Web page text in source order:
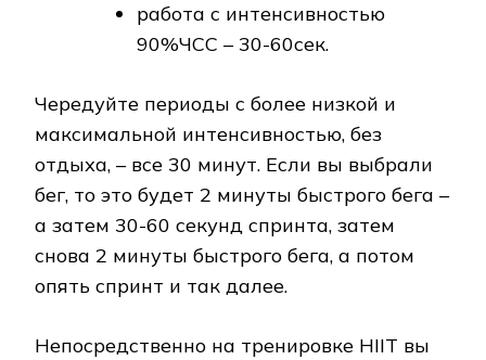
работа с интенсивностью
90%ЧСС – 30-60сек.
Чередуйте периоды с более низкой и
максимальной интенсивностью, без
отдыха, – все 30 минут. Если вы выбрали
бег, то это будет 2 минуты быстрого бега –
а затем 30-60 секунд спринта, затем
снова 2 минуты быстрого бега, а потом
опять спринт и так далее.
Непосредственно на тренировке HIIT вы